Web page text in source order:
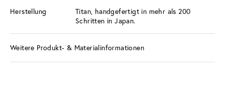
Herstellung
Titan, handgefertigt in mehr als 200
Schritten in Japan.
Weitere Produkt- & Materialinformationen